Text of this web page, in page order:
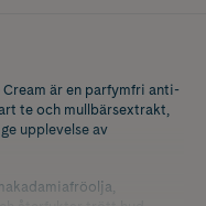
Cream är en parfymfri anti-
te och mullbärsextrakt,
upplevelse av